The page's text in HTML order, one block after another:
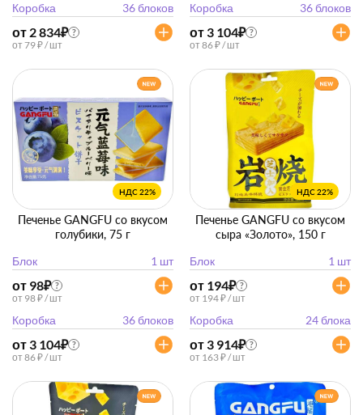
Коробка 36 блоков
от 2 834₽ ?
от 79 ₽ / шт
Коробка 36 блоков
от 3 104₽ ?
от 86 ₽ / шт
НДС 22%
Печенье GANGFU со вкусом
голубики, 75 г
Блок
1 шт
от 98₽ ?
от 98 ₽ / шт
Коробка 36 блоков
от 3 104₽ ?
от 86 ₽ / шт
НДС 22%
Печенье GANGFU со вкусом
сыра «Золото», 150 г
Блок
1 шт
от 194₽ ?
от 194 ₽ / шт
Коробка 24 блока
от 3 914₽ ?
от 163 ₽ / шт